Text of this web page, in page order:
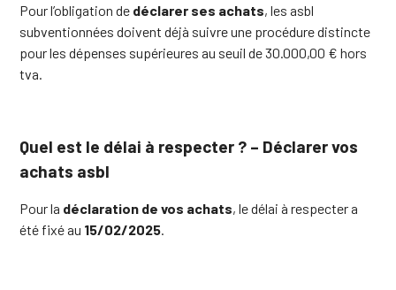
Pour l’obligation de déclarer ses achats, les asbl
subventionnées doivent déjà suivre une procédure distincte
pour les dépenses supérieures au seuil de 30.000,00 € hors
tva.
Quel est le délai à respecter ? – Déclarer vos
achats asbl
Pour la déclaration de vos achats, le délai à respecter a
été fixé au 15/02/2025